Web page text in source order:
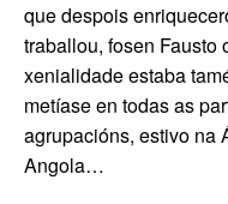
que despois
traballou, fosen Fausto
xenialidade estaba
metíase en todas as
agrupacións, estivo na
Angola…